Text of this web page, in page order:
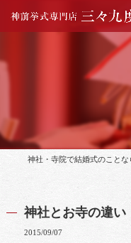
神社とお寺の違い
2015/09/07